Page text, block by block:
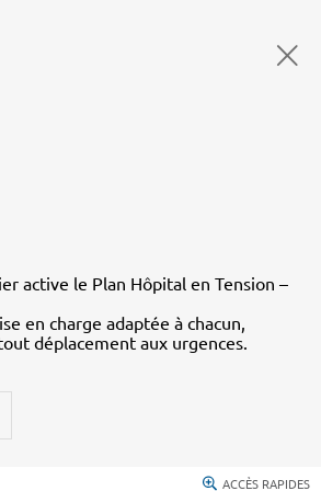
active le Plan Hôpital en Tension –
en charge adaptée à chacun,
déplacement aux urgences.
ACCÈS RAPIDES